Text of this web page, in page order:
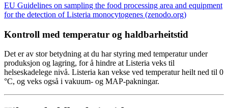
EU Guidelines on sampling the food processing area and equipment
for the detection of Listeria monocytogenes (zenodo.org)
Kontroll med temperatur og haldbarheitstid
Det er av stor betydning at du har styring med temperatur under
produksjon og lagring, for å hindre at Listeria veks til
helseskadelege nivå. Listeria kan vekse ved temperatur heilt ned til 0
°C, og veks også i vakuum- og MAP-pakningar.